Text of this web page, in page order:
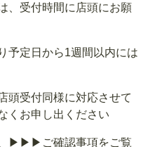
、受付時間に店頭にお願
予定日から1週間以内には
頭受付同様に対応させて
くお申し出ください
▶▶▶ご確認事項をご覧